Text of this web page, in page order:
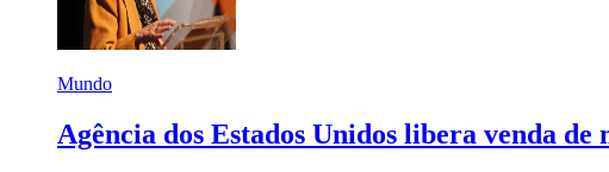
Mundo
Agência dos Estados Unidos libera venda